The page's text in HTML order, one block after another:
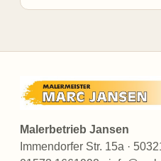
Malerbetrieb Jansen
Immendorfer Str. 15a ·